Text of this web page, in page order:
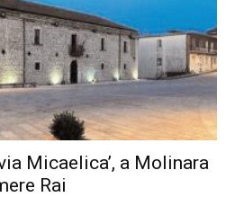
Micaelica’, a Molinara
Rai